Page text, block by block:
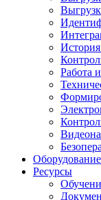
Работа
Оборудование
Ресурсы